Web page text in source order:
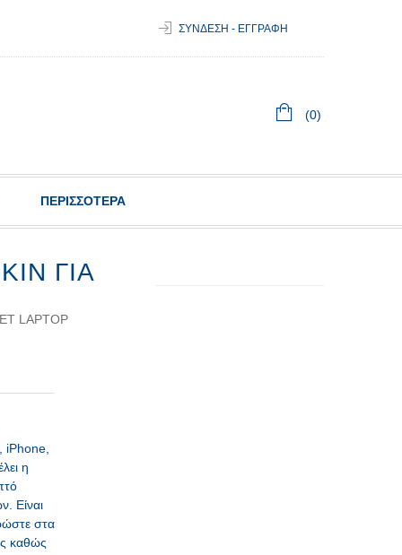
ΣΥΝΔΕΣΗ - ΕΓΓΡΑΦΗ
(0)
ΠΕΡΙΣΣΟΤΕΡΑ
ΓΙΑ
LAPTOP
iPhone,
η
Είναι
στα
καθώς